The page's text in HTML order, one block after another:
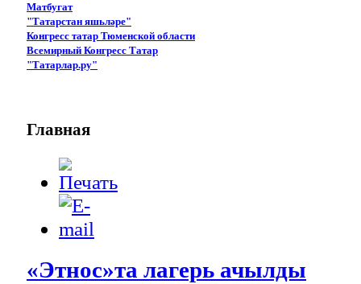
Матбугат
"Татарстан яшьләре"
Конгресс татар Тюменской области
Всемирный Конгресс Татар
"Татарлар.ру"
Главная
«Этнос»та лагерь ачылды